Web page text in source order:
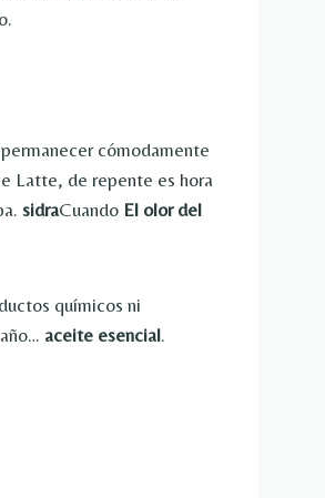
cómodamente
Latte, de repente es hora
sidraCuando El olor del
químicos ni
aceite esencial.